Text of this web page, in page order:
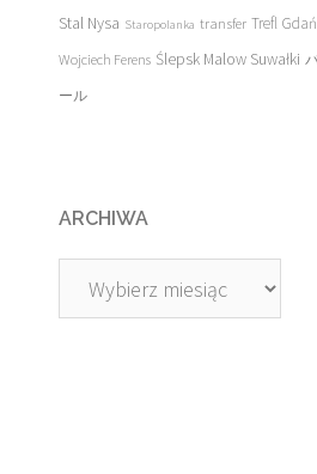
Stal Nysa Staropolanka transfer Trefl
Wojciech Ferens Ślepsk Malow Suwałki
ール
ARCHIWA
Archiwa